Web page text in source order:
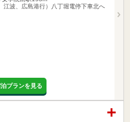
江波、広島港行）八丁堀電停下車北へ
プランを見る